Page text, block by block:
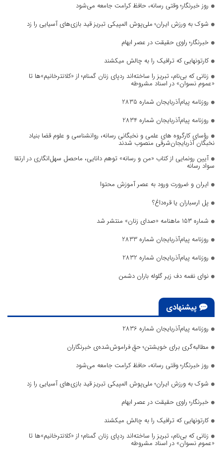
روز خبرنگار؛ وقتی رسانه، حافظ کرامت جامعه می‌شود
شوک به ورزش ایران؛ ملی‌پوش المپیکی تبریز قید بازی‌های آسیایی را زد
خبرنگار؛ راوی حقیقت در عصر ابهام
کارتونهایی که ترافیک را به چالش میکشند
زنانی که بی‌نام، تبریز را ساخته‌اند ردپای زنان گمنام؛ از «کلانترخانیم»ها تا
«عموم نسوان» در اسناد مشروطه
روزنامه پیام‌آذربایجان شماره 2835
روزنامه پیام‌آذربایجان شماره 2834
رؤسای کارگروه های علمی و نخبگانی رسانه، روانشناسی و علوم قضا بنیاد
نخبگان آذربایجان‌شرقی منصوب شدند
آیین رونمایی از کتاب «من و رسانه» توهم دانایی، ماحصل سهل‌انگاری در ارتقا
سواد رسانه
ایران و ضرورت ورود به عصر آموزش محتوا
پل ارسباران یا قره‌داغ؟
شماره ۱۵۳ ماهنامه «صدای زنان» منتشر شد
روزنامه پیام‌آذربایجان شماره 2833
روزنامه پیام‌آذربایجان شماره 2832
نوای نغمه دف زیر گلوله باران دشمن
پیشنهادی
روزنامه پیام‌آذربایجان شماره 2836
مطالبه‌گری برای خویشتن؛ حقِ فراموش‌شده‌ی خبرنگاران
روز خبرنگار؛ وقتی رسانه، حافظ کرامت جامعه می‌شود
شوک به ورزش ایران؛ ملی‌پوش المپیکی تبریز قید بازی‌های آسیایی را زد
خبرنگار؛ راوی حقیقت در عصر ابهام
کارتونهایی که ترافیک را به چالش میکشند
زنانی که بی‌نام، تبریز را ساخته‌اند ردپای زنان گمنام؛ از «کلانترخانیم»ها تا
«عموم نسوان» در اسناد مشروطه